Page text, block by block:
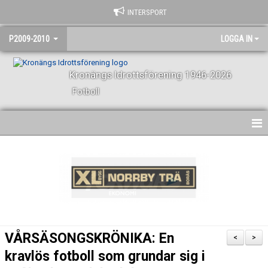
INTERSPORT
P2009-2010 LOGGA IN
Kronängs Idrottsförening 1946-2026
Fotboll
TRUPPEN
>
<
VÅRSÄSONGSKRÖNIKA: En
kravlös fotboll som grundar sig i